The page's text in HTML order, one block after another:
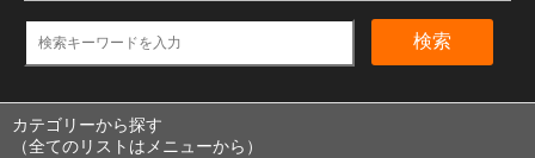
検索
カテゴリーから探す
（全てのリストはメニューから）